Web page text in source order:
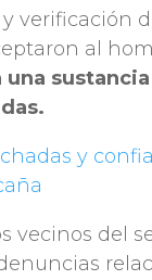
verificación
al
y
vecinos del